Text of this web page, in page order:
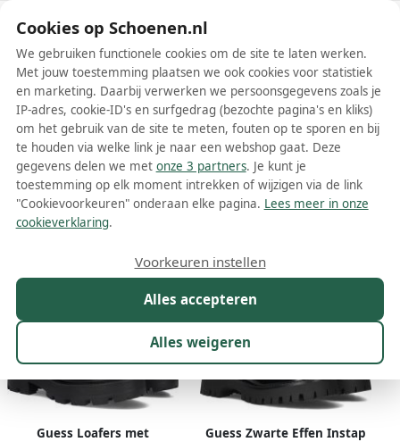
Schoenen.nl
Wis filters Alle filters
Guess dames instappers
Meer lezen
50%
Guess Loafers met
Guess Zwarte Effen Instap
Cookies op Schoenen.nl
We gebruiken functionele cookies om de site te laten werken.
Met jouw toestemming plaatsen we ook cookies voor statistiek
en marketing. Daarbij verwerken we persoonsgegevens zoals je
IP-adres, cookie-ID's en surfgedrag (bezochte pagina's en kliks)
om het gebruik van de site te meten, fouten op te sporen en bij
te houden via welke link je naar een webshop gaat. Deze
gegevens delen we met onze 3 partners. Je kunt je
toestemming op elk moment intrekken of wijzigen via de link
"Cookievoorkeuren" onderaan elke pagina. Lees meer in onze
cookieverklaring.
Alles accepteren
Alles weigeren
Voorkeuren instellen